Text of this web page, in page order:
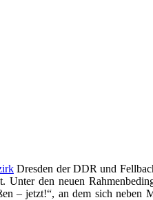
Dresden der DDR und
Unter den neuen
– jetzt!“, an dem sich